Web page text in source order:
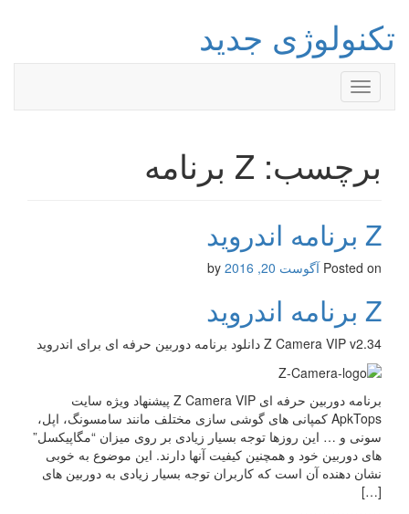
تکنولوژی جدید
Toggle
navigation
برچسب: Z برنامه
Z برنامه اندروید
Posted on آگوست 20, 2016
Z برنامه اندروید
Z Camera VIP v2.34 دانلود برنامه دوربین حرفه ای برای اندروید
برنامه دوربین حرفه ای Z Camera VIP پیشنهاد ویژه سایت
ApkTops کمپانی های گوشی سازی مختلف مانند سامسونگ، اپل،
سونی و … این روزها توجه بسیار زیادی بر روی میزان “مگاپیکسل”
های دوربین خود و همچنین کیفیت آنها دارند. این موضوع به خوبی
نشان دهنده آن است که کاربران توجه بسیار زیادی به دوربین های
[…]